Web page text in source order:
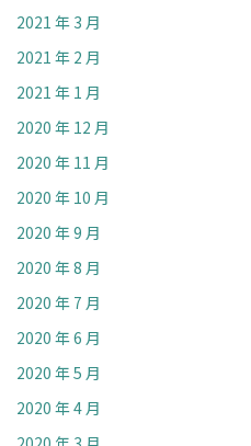
2021 年 3 月
2021 年 2 月
2021 年 1 月
2020 年 12 月
2020 年 11 月
2020 年 10 月
2020 年 9 月
2020 年 8 月
2020 年 7 月
2020 年 6 月
2020 年 5 月
2020 年 4 月